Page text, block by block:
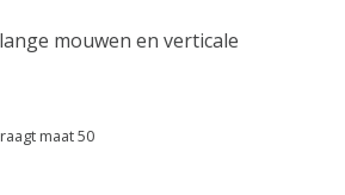
mouwen en verticale
maat 50